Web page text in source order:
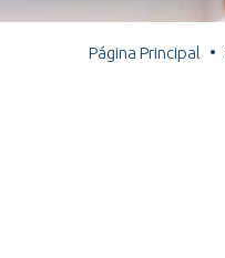
Fale com o Moinhos
Página Principal